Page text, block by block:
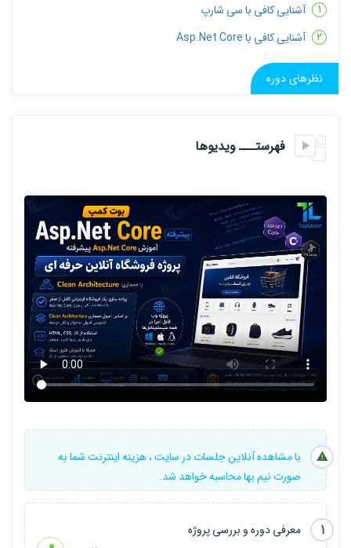
باشید.
نکته 2 : در این بوت کمپ شما نوشتن یک پروژه رو از صفر یاد میگیرید و
در این دوره فنون استاد به شما گفته میشود.
اختصاص داده شده بهش کد نویسی رو شروع میکنه
پیشنهاد میشود جهت آشنایی با دوره ویدئوی معرفی دوره را مشاهده
بفرمائید .
این دوره شامل مدارک معتبر داخلی و بین المللی میباشد .
آشنایی کافی با سی شارپ
آشنایی کافی با Asp.Net Core
نظرهای دوره
فهرستـــ ویدیوها
با مشاهده آنلاین جلسات در سایت ، هزینه اینترنت شما به
صورت نیم بها محاسبه خواهد شد.
1
معرفی دوره و بررسی پروژه